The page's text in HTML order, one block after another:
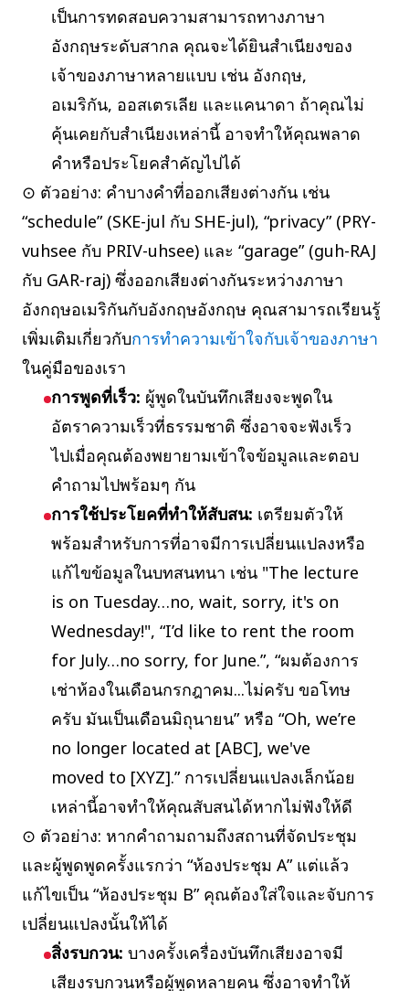
เป็นการทดสอบความสามารถทางภาษา
อังกฤษระดับสากล คุณจะได้ยินสำเนียงของ
เจ้าของภาษาหลายแบบ เช่น อังกฤษ,
อเมริกัน, ออสเตรเลีย และแคนาดา ถ้าคุณไม่
คุ้นเคยกับสำเนียงเหล่านี้ อาจทำให้คุณพลาด
คำหรือประโยคสำคัญไปได้
⊙ ตัวอย่าง: คำบางคำที่ออกเสียงต่างกัน เช่น
“schedule” (SKE-jul กับ SHE-jul), “privacy” (PRY-
vuhsee กับ PRIV-uhsee) และ “garage” (guh-RAJ
กับ GAR-raj) ซึ่งออกเสียงต่างกันระหว่างภาษา
อังกฤษอเมริกันกับอังกฤษอังกฤษ คุณสามารถเรียนรู้
เพิ่มเติมเกี่ยวกับการทำความเข้าใจกับเจ้าของภาษา
ในคู่มือของเรา
การพูดที่เร็ว: ผู้พูดในบันทึกเสียงจะพูดใน
อัตราความเร็วที่ธรรมชาติ ซึ่งอาจจะฟังเร็ว
ไปเมื่อคุณต้องพยายามเข้าใจข้อมูลและตอบ
คำถามไปพร้อมๆ กัน
การใช้ประโยคที่ทำให้สับสน: เตรียมตัวให้
พร้อมสำหรับการที่อาจมีการเปลี่ยนแปลงหรือ
แก้ไขข้อมูลในบทสนทนา เช่น "The lecture
is on Tuesday…no, wait, sorry, it's on
Wednesday!", “I’d like to rent the room
for July…no sorry, for June.”, “ผมต้องการ
เช่าห้องในเดือนกรกฎาคม...ไม่ครับ ขอโทษ
ครับ มันเป็นเดือนมิถุนายน” หรือ “Oh, we’re
no longer located at [ABC], we've
moved to [XYZ].” การเปลี่ยนแปลงเล็กน้อย
เหล่านี้อาจทำให้คุณสับสนได้หากไม่ฟังให้ดี
⊙ ตัวอย่าง: หากคำถามถามถึงสถานที่จัดประชุม
และผู้พูดพูดครั้งแรกว่า “ห้องประชุม A” แต่แล้ว
แก้ไขเป็น “ห้องประชุม B” คุณต้องใส่ใจและจับการ
เปลี่ยนแปลงนั้นให้ได้
สิ่งรบกวน: บางครั้งเครื่องบันทึกเสียงอาจมี
เสียงรบกวนหรือผู้พูดหลายคน ซึ่งอาจทำให้